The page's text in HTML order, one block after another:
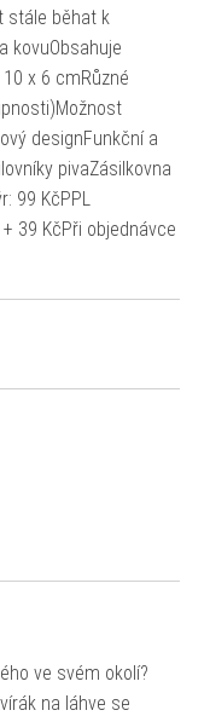
stále běhat k
kovuObsahuje
x 6 cmRůzné
designFunkční a
pivaZásilkovna
99 KčPPL
39 KčPři objednávce
ve svém okolí?
na láhve se